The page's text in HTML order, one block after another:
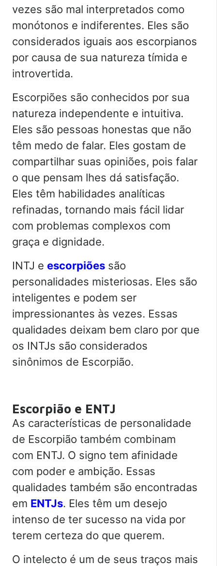
vezes são mal interpretados como
monótonos e indiferentes. Eles são
considerados iguais aos escorpianos
por causa de sua natureza tímida e
introvertida.
Escorpiões são conhecidos por sua
natureza independente e intuitiva.
Eles são pessoas honestas que não
têm medo de falar. Eles gostam de
compartilhar suas opiniões, pois falar
o que pensam lhes dá satisfação.
Eles têm habilidades analíticas
refinadas, tornando mais fácil lidar
com problemas complexos com
graça e dignidade.
INTJ e escorpiões são
personalidades misteriosas. Eles são
inteligentes e podem ser
impressionantes às vezes. Essas
qualidades deixam bem claro por que
os INTJs são considerados
sinônimos de Escorpião.
Escorpião e ENTJ
As características de personalidade
de Escorpião também combinam
com ENTJ. O signo tem afinidade
com poder e ambição. Essas
qualidades também são encontradas
em ENTJs. Eles têm um desejo
intenso de ter sucesso na vida por
terem certeza do que querem.
O intelecto é um de seus traços mais